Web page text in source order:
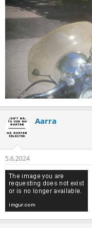
Aarra
5.6.2024